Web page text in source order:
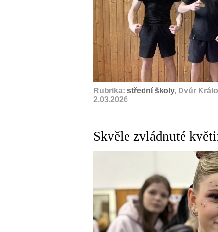
Rubrika: střední školy, Dvůr
2.03.2026
Skvěle zvládnuté